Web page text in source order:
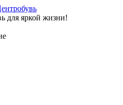
для яркой жизни!